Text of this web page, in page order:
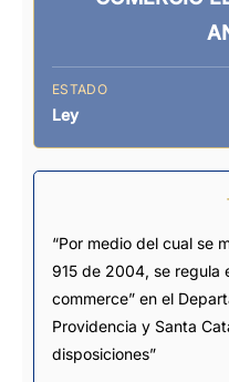
ESTADO
Ley
“Por medio del cual se
915 de 2004, se regula
commerce” en el
Providencia y Santa
disposiciones”